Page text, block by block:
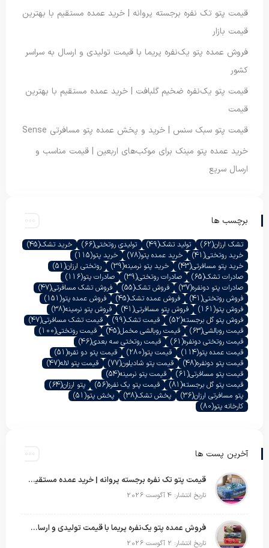
قیمت پتو تک نفره برجسته پروانه | خرید عمده مستقیم با بهترین
قیمت بازار
فروش عمده پتو یک‌نفره پریما با قیمت تولیدی و ارسال به سراسر
کشور
قیمت پتو یک‌نفره ضخیم گلبافت | خرید عمده مستقیم با بهترین
قیمت
قیمت پتو سبک سنس | خرید و پخش عمده پتو مسافرتی Sense
خرید عمده پتو مینک برای موکب‌های اربعین | قیمت مناسب و
ارسال سریع
برچسب ها
تشک ارزان(62) تولید تشک(49) تولیدی روتختی(66) خرید تشک(45)
خرید روتختی(41) خرید عمده پتو(78) خرید پتو(115)
خرید پتو مسافرتی(43) خرید پتو نرمینه(39) روتختی ارزان(51)
صادرات تشک(65) صادرات روتختی(39) صادرات پتو(116)
صادرات پتو دونفره(37) فروش تشک(55) فروش تشک مسافرتی(47)
فروش روتختی(41) فروش عمده تشک(45) فروش عمده پتو(151)
فروش پتو(161) فروش پتو مسافرتی(41) فروش پتو نرمینه(38)
فروش پتو گل برجسته(52) قیمت تشک(99) قیمت تشک مسافرتی(47)
قیمت روبالشی(63) قیمت روبالشی مخمل(45) قیمت روتختی(100)
قیمت روتختی دونفره(61) قیمت روتختی سه بعدی(46)
قیمت عمده پتو(114) قیمت پتو(280) قیمت پتو دو نفره(51)
قیمت پتو دونفره(48) قیمت پتو شادیلون(77) قیمت پتو لاله(47)
قیمت پتو مسافرتی(61) قیمت پتو نرمینه(54)
قیمت پتو گل برجسته(81) قیمت پتو یک نفره(56) پتو ارزان(64)
پتو مسافرتی ارزان(36) پخش تشک(38) پخش پتو(51)
کارخانه پتو(80)
آخرین پست ها
قیمت پتو تک نفره برجسته پروانه | خرید عمده مستقیم با بهترین قیمت بازار
تاریخ انتشار: 4 آگوست 2026
فروش عمده پتو یک‌نفره پریما با قیمت تولیدی و ارسال به سراسر کشور
تاریخ انتشار: 2 آگوست 2026